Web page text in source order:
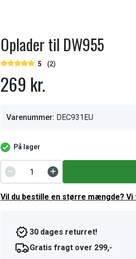
Oplader til DW955
5 (2)
269 kr.
Varenummer: DEC931EU
På lager
Vil du bestille en større mængde?
30 dages returret!
Gratis fragt over 299,-